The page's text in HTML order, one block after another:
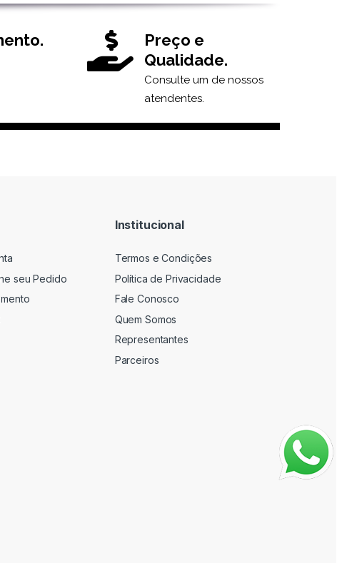
Preço e
Qualidade.
Consulte um de nossos
atendentes.
seu Pedido
Institucional
Termos e Condições
Política de Privacidade
Fale Conosco
Quem Somos
Representantes
Parceiros